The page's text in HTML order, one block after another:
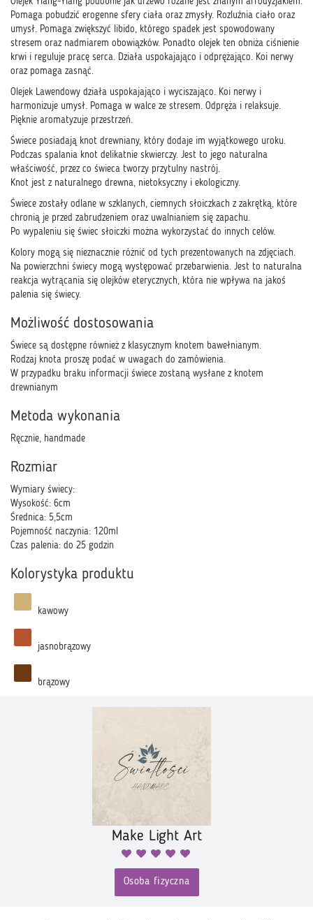
Pomaga pobudzić erogenne sfery ciała oraz zmysły. Rozluźnia ciało oraz
umysł. Pomaga zwiększyć libido, którego spadek jest spowodowany
stresem oraz nadmiarem obowiązków. Ponadto olejek ten obniża ciśnienie
krwi i reguluje pracę serca. Działa uspokajająco i odprężająco. Koi nerwy
oraz pomaga zasnąć.
Olejek Lawendowy działa uspokajająco i wyciszająco. Koi nerwy i
harmonizuje umysł. Pomaga w walce ze stresem. Odpręża i relaksuje.
Pięknie aromatyzuje przestrzeń.
Świece posiadają knot drewniany, który dodaje im wyjątkowego uroku.
Podczas spalania knot delikatnie skwierczy. Jest to jego naturalna
właściwość, przez co świeca tworzy przytulny nastrój.
Knot jest z naturalnego drewna, nietoksyczny i ekologiczny.
Świece zostały odlane w szklanych, ciemnych słoiczkach z zakrętką, które
chronią je przed zabrudzeniem oraz uwalnianiem się zapachu.
Po wypaleniu się świec słoiczki można wykorzystać do innych celów.
Kolory mogą się nieznacznie różnić od tych prezentowanych na zdjęciach.
Na powierzchni świecy mogą występować przebarwienia. Jest to naturalna
reakcja wytrącania się olejków eterycznych, która nie wpływa na jakoś
palenia się świecy.
Możliwość dostosowania
Świece są dostępne również z klasycznym knotem bawełnianym.
Rodzaj knota proszę podać w uwagach do zamówienia.
W przypadku braku informacji świece zostaną wysłane z knotem
drewnianym
Metoda wykonania
Ręcznie, handmade
Rozmiar
Wymiary świecy:
Wysokość: 6cm
Średnica: 5,5cm
Pojemność naczynia: 120ml
Czas palenia: do 25 godzin
Kolorystyka produktu
kawowy
jasnobrązowy
brązowy
Make Light Art
Osoba fizyczna